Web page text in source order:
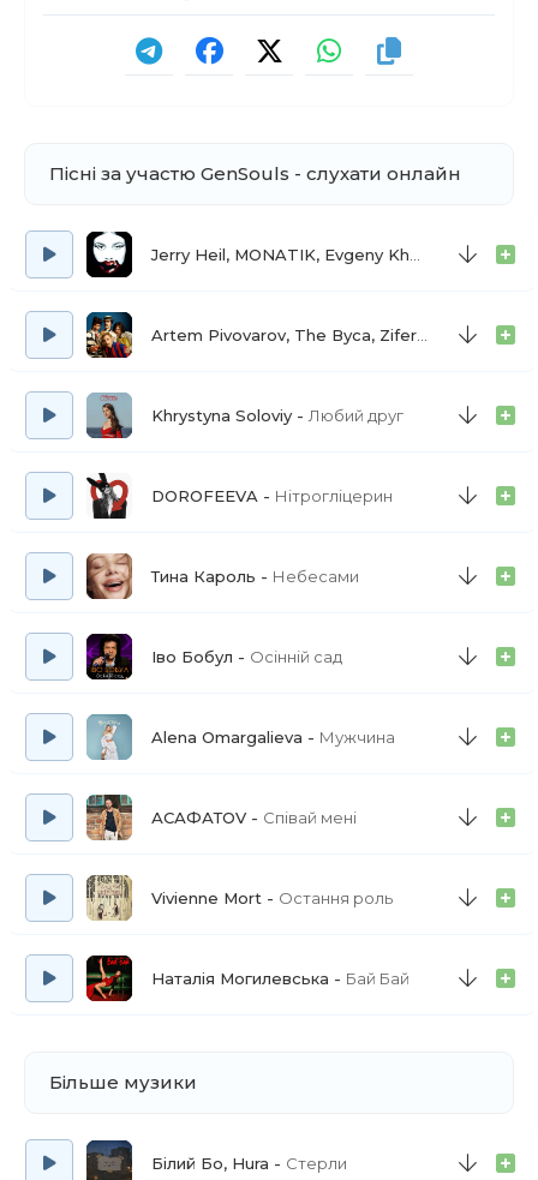
Пісні за участю GenSouls - слухати онлайн
Будь
Khrystyna Soloviy Любий друг
DOROFEEVA Нітрогліцерин
Тина Кароль Небесами
Іво Бобул Осінній сад
Alena Omargalieva Мужчина
АСАФАТОV Співай мені
Vivienne Mort Остання роль
Наталія Могилевська Бай Бай
Більше музики
Білий Бо, Hura Стерли